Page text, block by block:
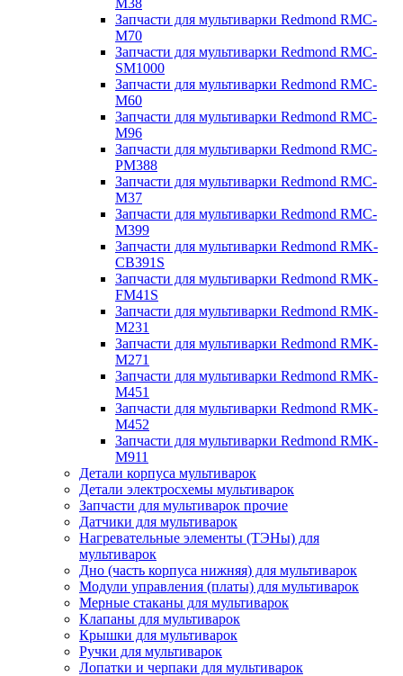
M38
Запчасти для мультиварки Redmond RMC-
M70
Запчасти для мультиварки Redmond RMC-
SM1000
Запчасти для мультиварки Redmond RMC-
M60
Запчасти для мультиварки Redmond RMC-
M96
Запчасти для мультиварки Redmond RMC-
PM388
Запчасти для мультиварки Redmond RMC-
M37
Запчасти для мультиварки Redmond RMC-
M399
Запчасти для мультиварки Redmond RMK-
CB391S
Запчасти для мультиварки Redmond RMK-
FM41S
Запчасти для мультиварки Redmond RMK-
M231
Запчасти для мультиварки Redmond RMK-
M271
Запчасти для мультиварки Redmond RMK-
M451
Запчасти для мультиварки Redmond RMK-
M452
Запчасти для мультиварки Redmond RMK-
M911
Детали корпуса мультиварок
Детали электросхемы мультиварок
Запчасти для мультиварок прочие
Датчики для мультиварок
Нагревательные элементы (ТЭНы) для
мультиварок
Дно (часть корпуса нижняя) для мультиварок
Модули управления (платы) для мультиварок
Мерные стаканы для мультиварок
Клапаны для мультиварок
Крышки для мультиварок
Ручки для мультиварок
Лопатки и черпаки для мультиварок